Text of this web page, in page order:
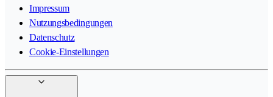
Impressum
Nutzungsbedingungen
Datenschutz
Cookie-Einstellungen